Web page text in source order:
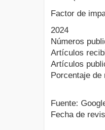
Factor de
2024
Números
Artículos
Artículos
Porcentaje de
Fuente:
Fecha de